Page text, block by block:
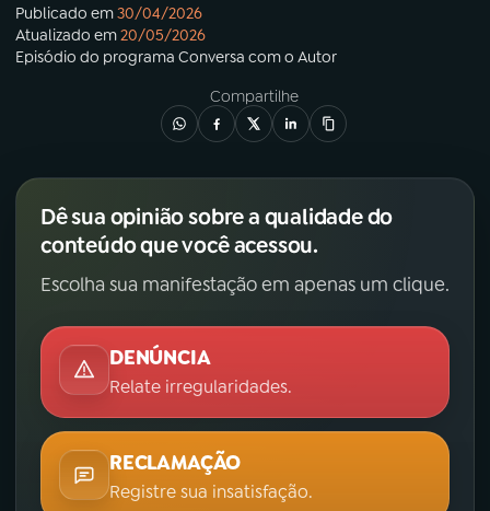
Publicado em30/04/2026
Atualizado em20/05/2026
Episódio do programa Conversa com o Autor
Compartilhe
Dê sua opinião sobre a qualidade do
conteúdo que você acessou.
Escolha sua manifestação em apenas um clique.
DENÚNCIA
Relate irregularidades.
RECLAMAÇÃO
Registre sua insatisfação.